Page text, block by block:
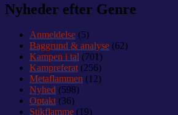
Nyheder efter Genre
Anmeldelse (5)
Baggrund & analyse (62)
Kampen i tal (701)
Kampreferat(256)
Metaflammen (12)
Nyhed (598)
Optakt(36)
Stikflamme (19)